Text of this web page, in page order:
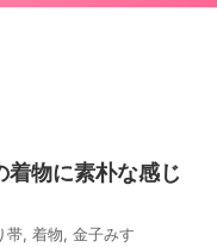
着物に素朴な感じ
帯, 着物, 金子みすゞ